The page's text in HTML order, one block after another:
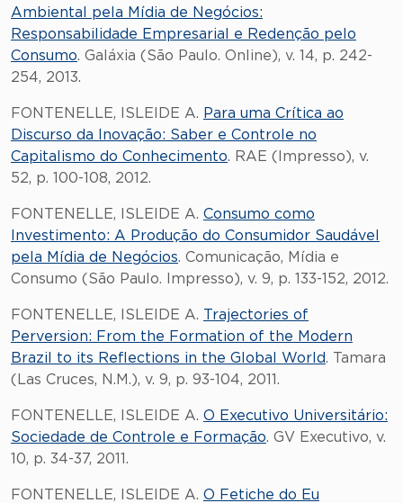
Ambiental pela Mídia de Negócios:
Responsabilidade Empresarial e Redenção pelo
Consumo. Galáxia (São Paulo. Online), v. 14, p. 242-
254, 2013.
FONTENELLE, ISLEIDE A. Para uma Crítica ao
Discurso da Inovação: Saber e Controle no
Capitalismo do Conhecimento. RAE (Impresso), v.
52, p. 100-108, 2012.
FONTENELLE, ISLEIDE A. Consumo como
Investimento: A Produção do Consumidor Saudável
pela Mídia de Negócios. Comunicação, Mídia e
Consumo (São Paulo. Impresso), v. 9, p. 133-152, 2012.
FONTENELLE, ISLEIDE A. Trajectories of
Perversion: From the Formation of the Modern
Brazil to its Reflections in the Global World. Tamara
(Las Cruces, N.M.), v. 9, p. 93-104, 2011.
FONTENELLE, ISLEIDE A. O Executivo Universitário:
Sociedade de Controle e Formação. GV Executivo, v.
10, p. 34-37, 2011.
FONTENELLE, ISLEIDE A. O Fetiche do Eu